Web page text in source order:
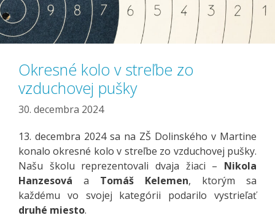
Okresné kolo v streľbe zo
vzduchovej pušky
30. decembra 2024
13. decembra 2024 sa na ZŠ Dolinského v Martine
konalo okresné kolo v streľbe zo vzduchovej pušky.
Našu školu reprezentovali dvaja žiaci – Nikola
Hanzesová a Tomáš Kelemen, ktorým sa
každému vo svojej kategórii podarilo vystrieľať
druhé miesto.